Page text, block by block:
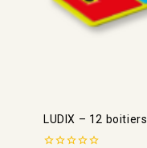
LUDIX – 12 boitiers